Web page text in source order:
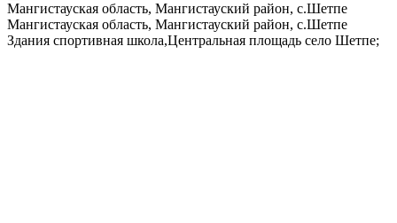
Мангистауская область, Мангистауский район, с.Шетпе
Мангистауская область, Мангистауский район, с.Шетпе
Здания спортивная школа,Центральная площадь село Шетпе;